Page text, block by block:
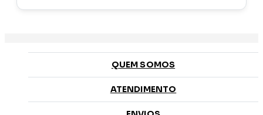
QUEM SOMOS
ATENDIMENTO